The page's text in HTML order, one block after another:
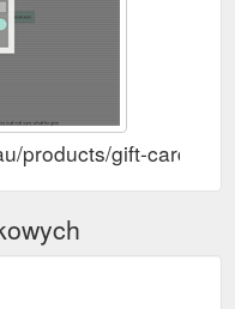
products/gift-card